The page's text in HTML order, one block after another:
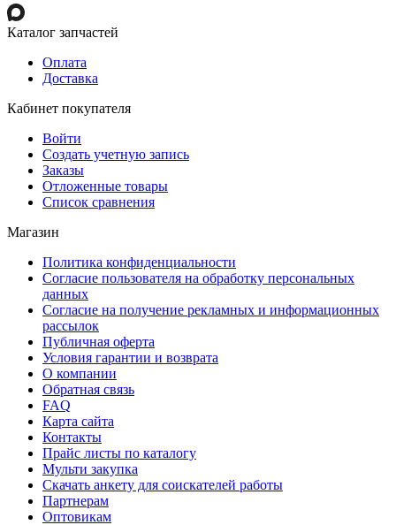
Каталог запчастей
Оплата
Доставка
Кабинет покупателя
Войти
Создать учетную запись
Заказы
Отложенные товары
Список сравнения
Магазин
Политика конфиденциальности
Согласие пользователя на обработку персональных
данных
Согласие на получение рекламных и информационных
рассылок
Публичная оферта
Условия гарантии и возврата
О компании
Обратная связь
FAQ
Карта сайта
Контакты
Прайс листы по каталогу
Мульти закупка
Скачать анкету для соискателей работы
Партнерам
Оптовикам